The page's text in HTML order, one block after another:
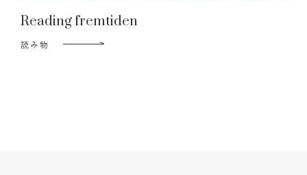
Reading fremtiden
読み物